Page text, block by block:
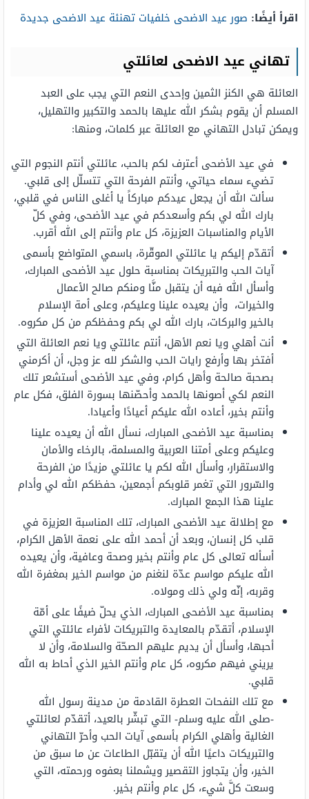
اقرأ أيضًا: صور عيد الاضحى خلفيات تهنئة عيد الاضحى جديدة
تهاني عيد الاضحى لعائلتي
العائلة هي الكنز الثمين وإحدى النعم التي يجب على العبد
المسلم أن يقوم بشكر الله عليها بالحمد والتكبير والتهليل،
ويمكن تبادل التهاني مع العائلة عبر كلمات، ومنها:
في عيد الأضحى أعترف لكم بالحب، عائلتي أنتم النجوم التي
تضيء سماء حياتي، وأنتم الفرحة التي تتسلّل إلى قلبي.
سألت الله أن يجعل عيدكم مباركاً يا أغلى الناس في قلبي،
بارك الله لي بكم وأسعدكم في عيد الأضحى، وفي كلّ
الأيام والمناسبات العزيزة، كل عام وأنتم إلى الله أقرب.
أتقدّم إليكم يا عائلتي الموقّرة، باسمي المتواضع بأسمى
آيات الحب والتبريكات بمناسبة حلول عيد الأضحى المبارك،
وأسأل الله فيه أن يتقبل منَّا ومنكم صالح الأعمال
والخيرات، وأن يعيده علينا وعليكم، وعلى أمة الإسلام
بالخير والبركات، بارك الله لي بكم وحفظكم من كل مكروه.
أنت أهلي ويا نعم الأهل، أنتم عائلتي ويا نعم العائلة التي
أفتخر بها وأرفع رايات الحب والشكر لله عز وجل، أن أكرمني
بصحبة صالحة وأهل كرام، وفي عيد الأضحى أستشعر تلك
النعم لكي أصونها بالحمد وأحصّنها بسورة الفلق، فكل عام
وأنتم بخير، أعاده الله عليكم أعيادًا وأعيادا.
بمناسبة عيد الأضحى المبارك، نسأل الله أن يعيده علينا
وعليكم وعلى أمتنا العربية والمسلمة، بالرخاء والأمان
والاستقرار، وأسأل الله لكم يا عائلتي مزيدًا من الفرحة
والسّرور التي تغمر قلوبكم أجمعين، حفظكم الله لي وأدام
علينا هذا الجمع المبارك.
مع إطلالة عيد الأضحى المبارك، تلك المناسبة العزيزة في
قلب كل إنسان، وبعد أن أحمد الله على نعمة الأهل الكرام،
أسأله تعالى كل عام وأنتم بخير وصحة وعافية، وأن يعيده
الله عليكم مواسم عدّة لنغنم من مواسم الخير بمغفرة الله
وقربه، إنّه ولي ذلك ومولاه.
بمناسبة عيد الأضحى المبارك، الذي يحلّ ضيفًا على أمّة
الإسلام، أتقدّم بالمعايدة والتبريكات لأفراء عائلتي التي
أحبها، وأسأل أن يديم عليهم الصحّة والسلامة، وأن لا
يريني فيهم مكروه، كل عام وأنتم الخير الذي أحاط به الله
قلبي.
مع تلك النفحات العطرة القادمة من مدينة رسول الله
-صلى الله عليه وسلم- التي تبشّر بالعيد، أتقدّم لعائلتي
الغالية وأهلي الكرام بأسمى آيات الحب وأحرّ التهاني
والتبريكات داعيًا الله أن يتقبّل الطاعات عن ما سبق من
الخير، وأن يتجاوز التقصير ويشملنا بعفوه ورحمته، التي
وسعت كلَّ شيء، كل عام وأنتم بخير.